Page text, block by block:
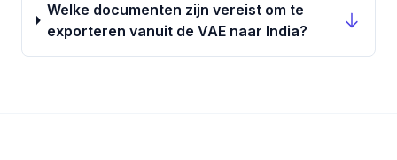
Welke documenten zijn vereist om te
exporteren vanuit de VAE naar India?